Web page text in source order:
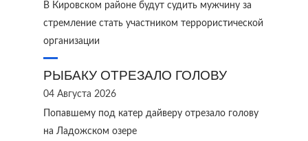
В Кировском районе будут судить мужчину за
стремление стать участником террористической
организации
РЫБАКУ ОТРЕЗАЛО ГОЛОВУ
04 Августа 2026
Попавшему под катер дайверу отрезало голову
на Ладожском озере